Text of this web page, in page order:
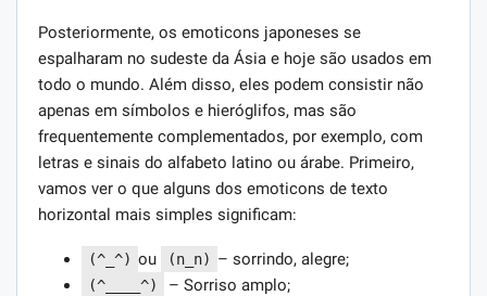
Posteriormente, os emoticons japoneses se
espalharam no sudeste da Ásia e hoje são usados ​​em
todo o mundo. Além disso, eles podem consistir não
apenas em símbolos e hieróglifos, mas são
frequentemente complementados, por exemplo, com
letras e sinais do alfabeto latino ou árabe. Primeiro,
vamos ver o que alguns dos emoticons de texto
horizontal mais simples significam:
(^_^) ou (n_n) – sorrindo, alegre;
(^____^) – Sorriso amplo;